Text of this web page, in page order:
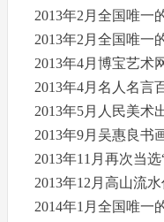
2013年2月全国唯一
2013年2月全国唯一
2013年4月博宝艺术
2013年4月名人名言
2013年5月人民美术
2013年9月吴惠良书
2013年11月再次当
2013年12月高山流
2014年1月全国唯一